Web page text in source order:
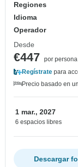
Regiones
Idioma
Operador
Desde
€447
por persona
Regístrate para
Precio basado en
1 mar., 2027
6 espacios libres
Descargar